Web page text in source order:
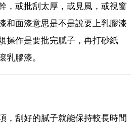
，或批刮太厚，或見風，或視窗
和面漆意思是不是說要上乳膠漆
操作是要批完膩子，再打砂紙
乳膠漆。
，刮好的膩子就能保持較長時間